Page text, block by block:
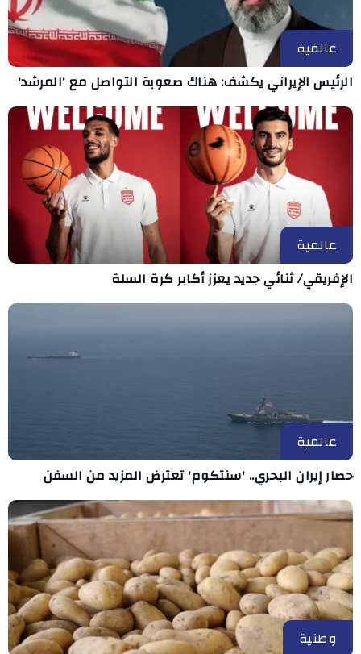
عالمية
الرئيس الإيراني يكشف: هناك صعوبة التواصل مع 'المرشد'
عالمية
الإفريقي/ ثنائي جديد يعزز أكابر كرة السلة
عالمية
حصار إيران البحري.. 'سنتكوم' تعترض المزيد من السفن
وطنية